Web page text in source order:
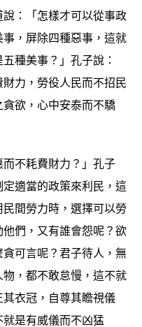
說：「怎樣才可以從事政
，屏除四種惡事，這就
種美事？」孔子說：
財力，勞役人民而不招民
欲，心中安泰而不驕
不耗費財力？」孔子
適當的政策來利民，這
間勞力時，選擇可以勞
們，又有誰會怨呢？欲
可言呢？君子待人，無
，都不敢怠慢，這不就
衣冠，自尊其瞻視儀
是有威儀而不凶猛